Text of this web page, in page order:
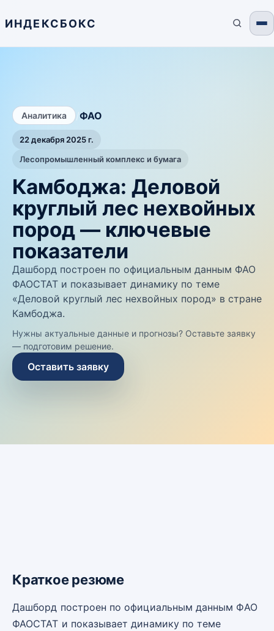
ИНДЕКСБОКС
Аналитика ФАО
22 декабря 2025 г.
Лесопромышленный комплекс и бумага
Камбоджа: Деловой
круглый лес нехвойных
пород — ключевые
показатели
Дашборд построен по официальным данным ФАО
ФАОСТАТ и показывает динамику по теме
«Деловой круглый лес нехвойных пород» в стране
Камбоджа.
Нужны актуальные данные и прогнозы? Оставьте заявку
— подготовим решение.
Оставить заявку
Краткое резюме
Дашборд построен по официальным данным ФАО
ФАОСТАТ и показывает динамику по теме